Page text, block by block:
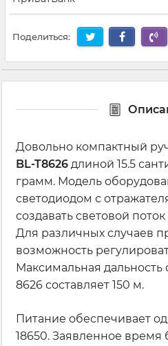
Поделиться:
Довольно компактный
BL-T8626 длиной 15.5
грамм. Модель
светодиодом с
создавать световой
Для различных случаев
возможность
Максимальная
8626 составляет 150 м.
Питание обеспечивает
18650. Заявленное